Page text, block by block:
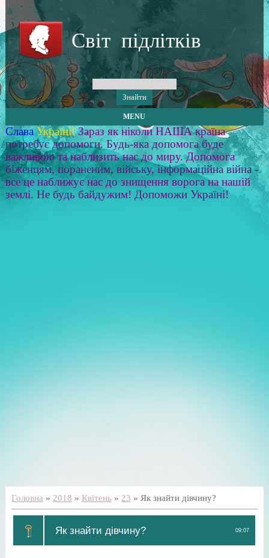
Світ підлітків
MENU
Слава Україні! Зараз як ніколи НАША країна
потребує допомоги. Будь-яка допомога буде
важливою та наблизить нас до миру. Допомога
біженцям, пораненим, війську, інформаційна війна -
все це наближує нас до знищення ворога на нашій
землі. Не будь байдужим! Допоможи Україні!
Головна » 2018 » Квітень » 23 » Як знайти дівчину?
09:07
Як знайти дівчину?